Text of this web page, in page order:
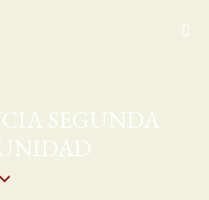
SEGUNDA